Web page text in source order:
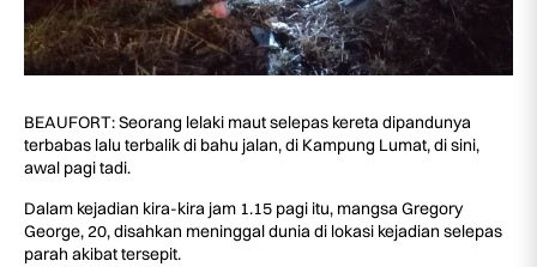
BEAUFORT: Seorang lelaki maut selepas kereta dipandunya
terbabas lalu terbalik di bahu jalan, di Kampung Lumat, di sini,
awal pagi tadi.
Dalam kejadian kira-kira jam 1.15 pagi itu, mangsa Gregory
George, 20, disahkan meninggal dunia di lokasi kejadian selepas
parah akibat tersepit.